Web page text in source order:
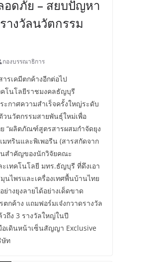
อดภัย – สยบปัญหา
างวัลนวัตกรรม
กองบรรณาธิการ
ารเคมีตกค้างอีกต่อไป
คโนโลยีราชมงคลธัญบุรี
กาศความสำเร็จครั้งใหญ่ระดับ
วนวัตกรรมสายพันธุ์ใหม่เพื่อ
“ผลิตภัณฑ์สูตรสารผสมกำจัดยุง
มทรินและพิเพอรีน (สารสกัดจาก
นสำคัญของนักวิจัยคณะ
เทคโนโลยี มทร.ธัญบุรี ที่ดึงเอา
ไพรและเครื่องเทศพื้นบ้านไทย
ย่างยุงลายได้อย่างเด็ดขาด
กค้าง แถมฟอร์มเจ๋งกวาดรางวัล
ถึง 3 รางวัลใหญ่ในปี
เดินหน้าเซ็นสัญญา Exclusive
ษัท